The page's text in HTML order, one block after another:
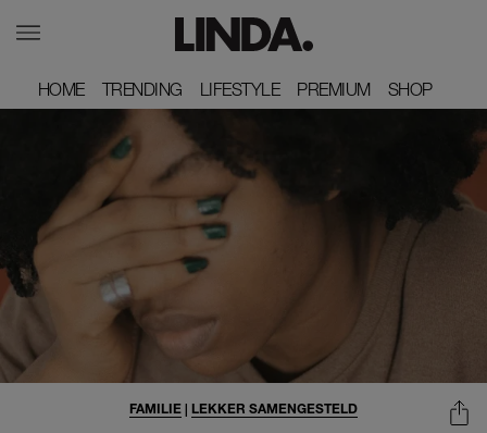
HOME
HOME TRENDING
TRENDING LIFESTYLE
LIFESTYLE PREMIUM
PREMIUM SHOP
SHOP
FAMILIE | LEKKER SAMENGESTELD